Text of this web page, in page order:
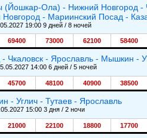
(Йошкар-Ола) - Нижний Новгород -
- Мариинский Посад -
19:00 9 дней / 8 ночей
69400 73000 62100 58400
Чкаловск - Ярославль - Мышкин -
14:00 6 дней / 5 ночей
45700 48100 40900 38500
- Углич - Тутаев - Ярославль
15:00 3 дня / 2 ночи
21000 22100 18800 17700